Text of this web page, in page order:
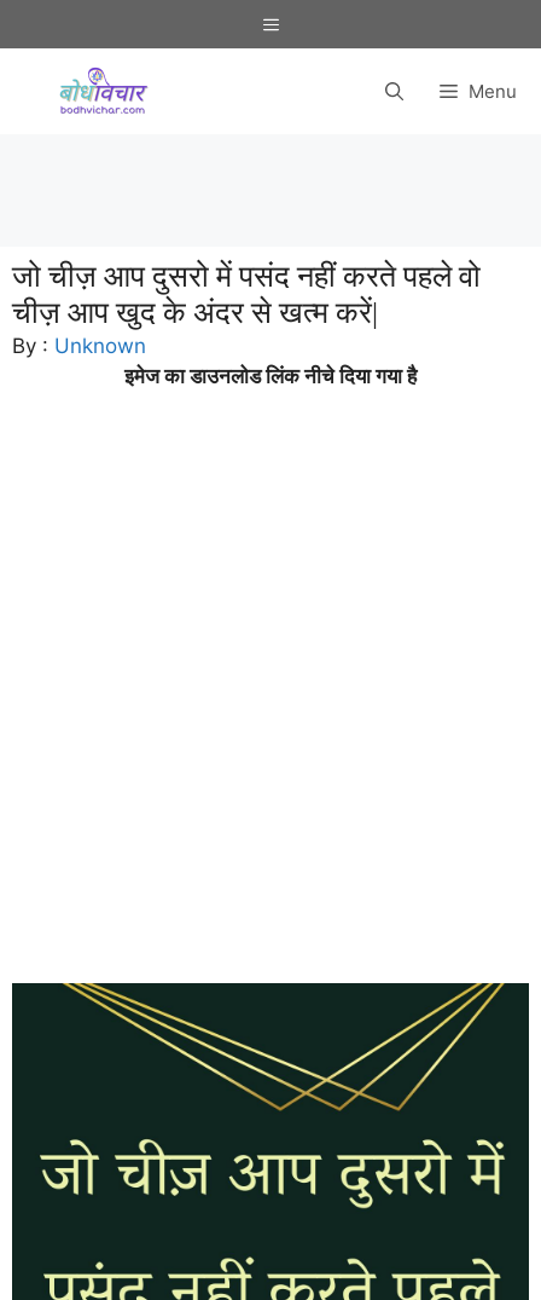
to
Menu
Menu
जो चीज़ आप दुसरो में पसंद नहीं करते पहले वो
चीज़ आप खुद के अंदर से खत्म करें|
By : Unknown
इमेज का डाउनलोड लिंक नीचे दिया गया है